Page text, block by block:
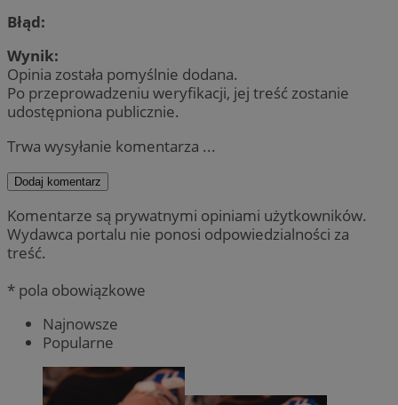
Błąd:
Wynik:
Opinia została pomyślnie dodana.
Po przeprowadzeniu weryfikacji, jej treść zostanie
udostępniona publicznie.
Trwa wysyłanie komentarza ...
Dodaj komentarz
Komentarze są prywatnymi opiniami użytkowników.
Wydawca portalu nie ponosi odpowiedzialności za
treść.
* pola obowiązkowe
Najnowsze
Popularne